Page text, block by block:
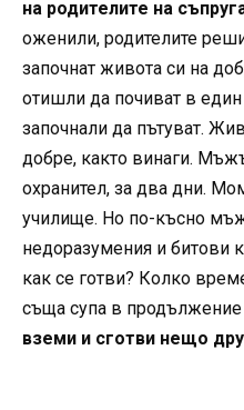
на родителите на
оженили, родителите
започнат живота си на
отишли да почиват в
започнали да пътуват.
добре, както винаги.
охранител, за два дни.
училище. Но по-късно
недоразумения и битови
как се готви? Колко
съща супа в
вземи и сготви нещо